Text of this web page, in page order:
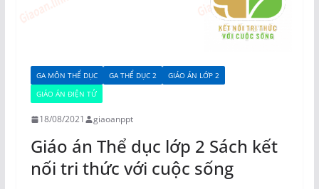
GA MÔN THỂ DỤC GA THỂ DỤC 2
GIÁO ÁN LỚP 2
GIÁO ÁN ĐIỆN TỬ
18/08/2021 giaoanppt
Giáo án Thể dục lớp 2 Sách kết
nối tri thức với cuộc sống